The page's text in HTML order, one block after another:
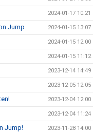
2024-01-17 10:21
Jump 2024-01-15 13:07
2024-01-15 12:00
2024-01-15 11:12
2023-12-14 14:49
2023-12-05 12:05
2023-12-04 12:00
2023-12-04 11:24
Jump! 2023-11-28 14:00